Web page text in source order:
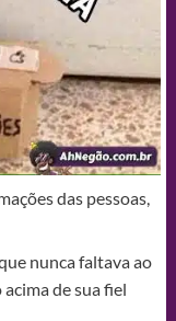
das pessoas,
nunca faltava ao
de sua fiel